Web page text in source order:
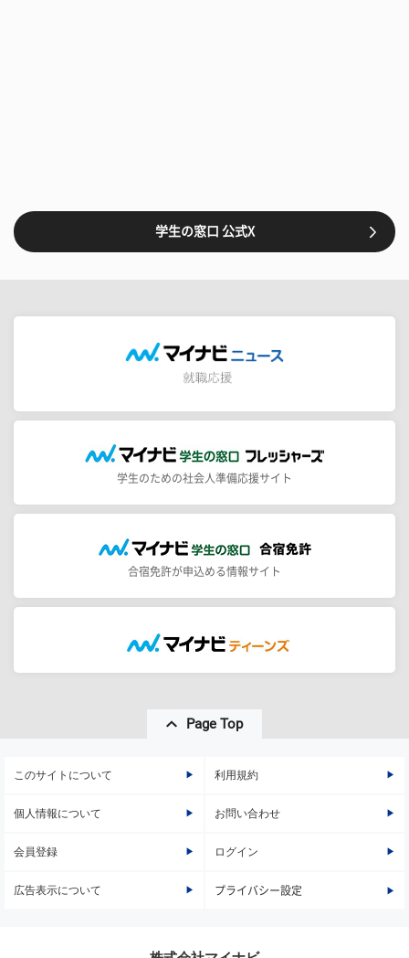
学生の窓口 公式X
学生のための社会人準備応援サイト
合宿免許が申込める情報サイト
Page Top
このサイトについて 利用規約
個人情報について お問い合わせ
会員登録 ログイン
広告表示について プライバシー設定